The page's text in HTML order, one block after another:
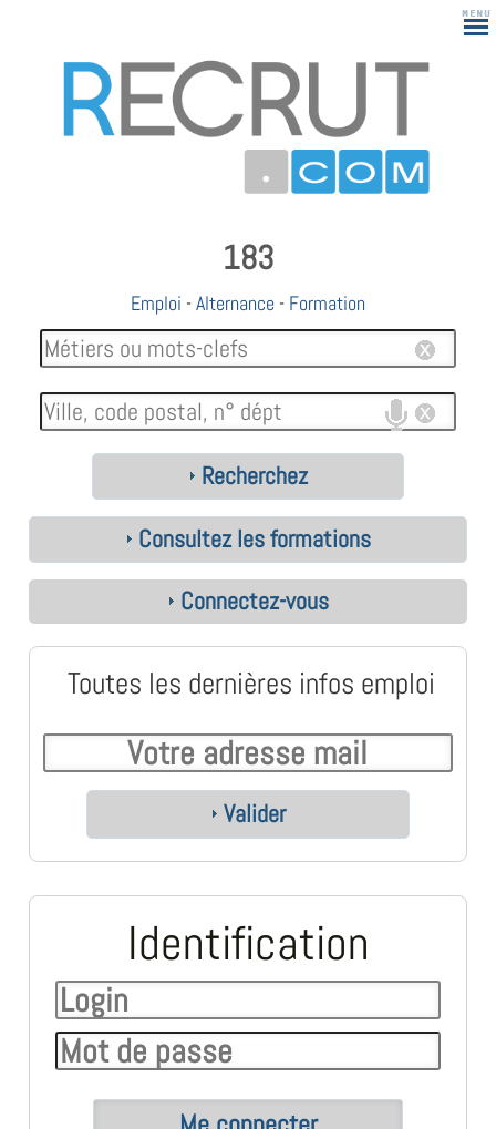
183
Emploi -Alternance - Formation
Recherchez
Consultez les formations
Connectez-vous
Toutes les dernières infos emploi
Valider
Identification